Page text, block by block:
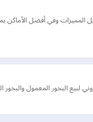
المميزات وفي أفضل
البخور المعمول والبخور